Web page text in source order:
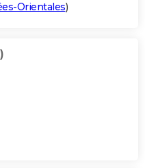
Orientales)